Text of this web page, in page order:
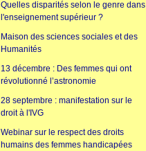
Quelles disparités selon le genre dans
l'enseignement supérieur ?
Maison des sciences sociales et des
Humanités
13 décembre : Des femmes qui ont
révolutionné l’astronomie
28 septembre : manifestation sur le
droit à l'IVG
Webinar sur le respect des droits
humains des femmes handicapées